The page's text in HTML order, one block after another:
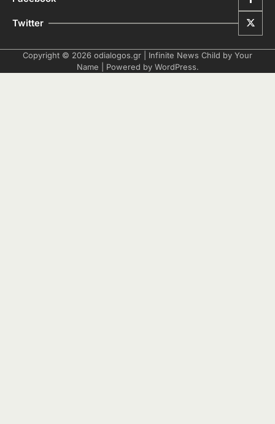
Twitter
Copyright © 2026 odialogos.gr | Infinite News Child by Your
Name | Powered by WordPress.